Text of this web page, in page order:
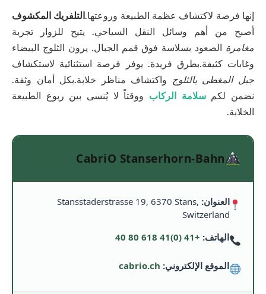
إنها فرصة لاكتشاف عظمة الطبيعة وروعتها.التلفريك المكشوف
أصبح من أهم وسائل النقل السياحي. يتيح للزوار تجربة
مغامرة الصعود بسلاسة فوق قمم الجبال. يرون الثلوج البيضاء
وغابات كثيفة.بطرق فريدة. يوفر فرصة استثنائية لاستكشاف
جبل المغطى بالثلوج واكتشاف مناظر خلابة.بكل أمان وثقة.
نضمن لكمسلامة الركاب ووقتاً لا يُنسى بين ربوع الطبيعة
الخلابة.
CabriO Stanserhorn-Bahn
العنوان: Stansstaderstrasse 19, 6370 Stans,
Switzerland
الهاتف: +41 (0)41 618 80 40
الموقع الإلكتروني: cabrio.ch